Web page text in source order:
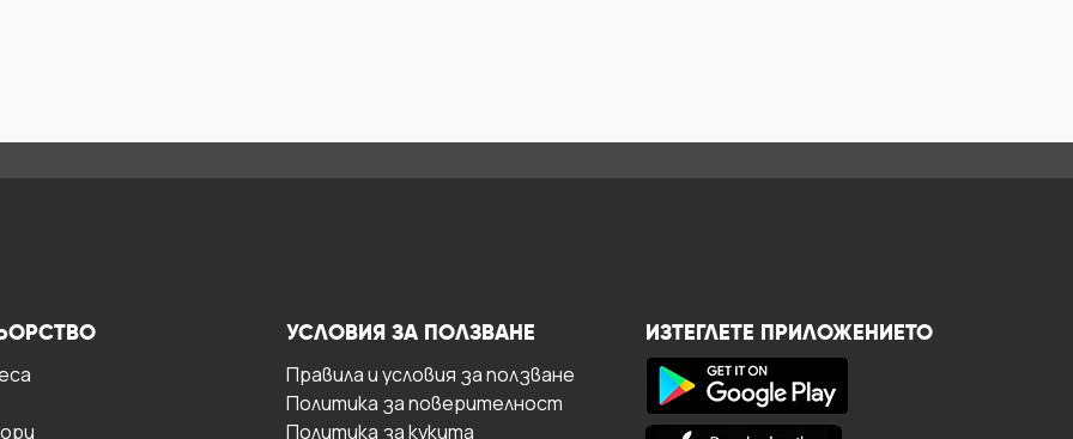
УСЛОВИЯ ЗА ПОЛЗВАНЕ
Правила и условия за ползване
Политика за поверителност
Политика за кукита
ИЗТЕГЛЕТЕ ПРИЛОЖЕНИЕТО